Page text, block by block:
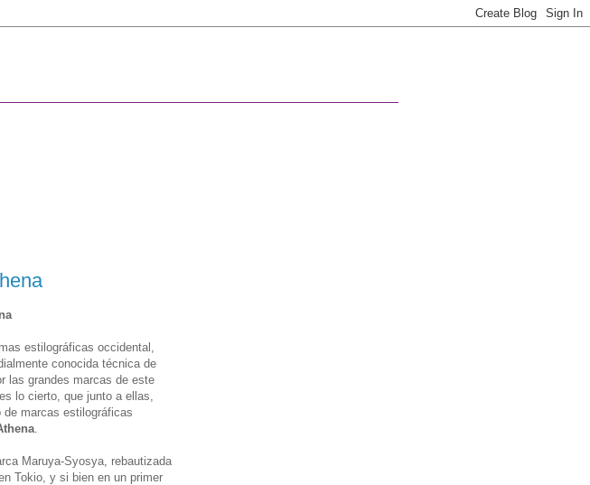
estilográficas occidental,
conocida técnica de
las grandes marcas de este
lo cierto, que junto a ellas,
marcas estilográficas
Maruya-Syosya, rebautizada
Tokio, y si bien en un primer